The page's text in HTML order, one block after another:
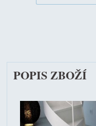
POPIS ZBOŽÍ